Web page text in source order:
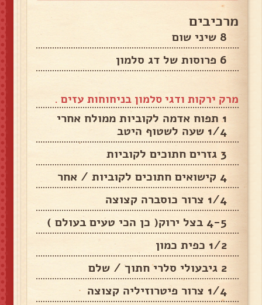
מרכיבים
8 שיני שום
6 פרוסות של דג סלמון
מרק ירקות ודגי סלמון בניחוחות עזים .
1 תפוח אדמה לקוביות ממולח אחרי
1/4 שעה לשטוף היטב
3 גזרים חתוכים לקוביות
4 קישואים חתוכים לקוביות / אחר
1/4 צרור כוסברה קצוצה
4-5 בצל ירוק( כן הכי טעים בעולם )
1/2 כפית כמון
2 גיבעולי סלרי חתוך / שלם
1/4 צרור פיטרוזיליה קצוצה